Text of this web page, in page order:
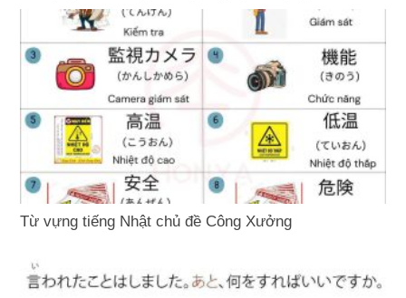
Từ vựng tiếng Nhật chủ đề Công Xưởng